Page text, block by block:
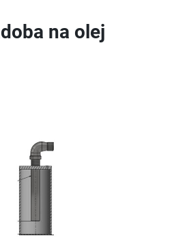
na olej